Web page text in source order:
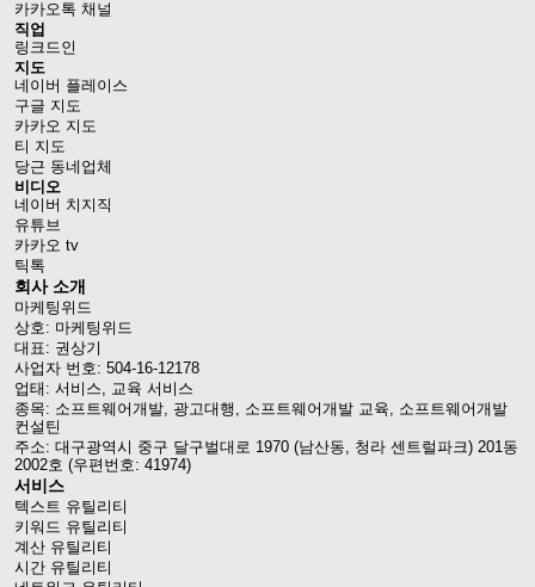
카카오톡 채널
직업
링크드인
지도
네이버 플레이스
구글 지도
카카오 지도
티 지도
당근 동네업체
비디오
네이버 치지직
유튜브
카카오 tv
틱톡
회사 소개
마케팅위드
상호: 마케팅위드
대표: 권상기
사업자 번호: 504-16-12178
업태: 서비스, 교육 서비스
종목: 소프트웨어개발, 광고대행, 소프트웨어개발 교육, 소프트웨어개발
컨설틴
주소: 대구광역시 중구 달구벌대로 1970 (남산동, 청라 센트럴파크) 201동
2002호 (우편번호: 41974)
서비스
텍스트 유틸리티
키워드 유틸리티
계산 유틸리티
시간 유틸리티